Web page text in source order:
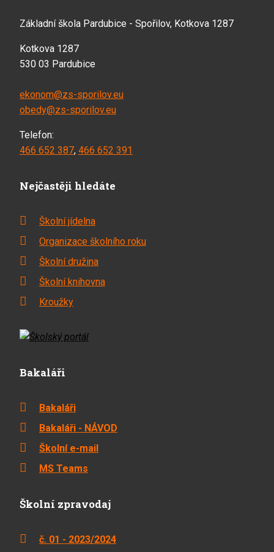
Základní škola Pardubice - Spořilov, Kotkova 1287
Kotkova 1287
530 03 Pardubice
ekonom@zs-sporilov.eu
obedy@zs-sporilov.eu
Telefon:
466 652 387, 466 652 391
Nejčastěji hledáte
Školní jídelna
Organizace školního roku
Školní družina
Školní knihovna
Kroužky
Bakaláři
Bakaláři
Bakaláři - NÁVOD
Školní e-mail
MS Teams
Školní zpravodaj
č. 01 - 2023/2024